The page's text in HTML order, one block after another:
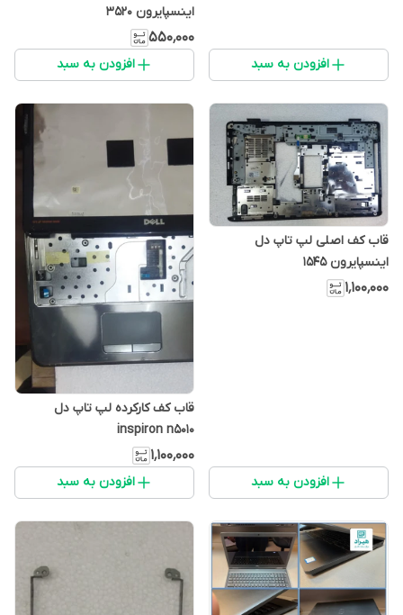
افزودن به سبد
اینسپایرون 3520
۵۵۰٬۰۰۰
افزودن به سبد
قاب کف اصلی لپ تاپ دل
اینسپایرون 1545
۱٬۱۰۰٬۰۰۰
افزودن به سبد
قاب کف کارکرده لپ تاپ دل
inspiron n5010
۱٬۱۰۰٬۰۰۰
افزودن به سبد